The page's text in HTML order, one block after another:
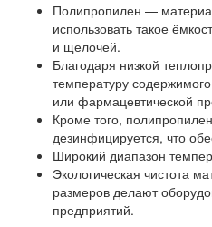
Полипропилен —
использовать такое
и щелочей.
Благодаря низкой
температуру
или фармацевтической
Кроме того,
дезинфицируется, что
Широкий диапазон
Экологическая чистота
размеров делают
предприятий.